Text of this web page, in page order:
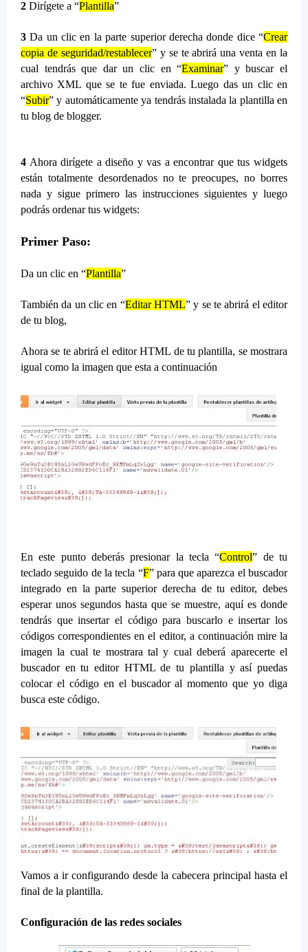
2 Dirígete a “Plantilla”
3 Da un clic en la parte superior derecha donde dice “Crear
copia de seguridad/restablecer” y se te abrirá una venta en la
cual tendrás que dar un clic en “Examinar” y buscar el
archivo XML que se te fue enviada. Luego das un clic en
“Subir” y automáticamente ya tendrás instalada la plantilla en
tu blog de blogger.
4 Ahora dirígete a diseño y vas a encontrar que tus widgets
están totalmente desordenados no te preocupes, no borres
nada y sigue primero las instrucciones siguientes y luego
podrás ordenar tus widgets:
Primer Paso:
Da un clic en “Plantilla”
También da un clic en “Editar HTML” y se te abrirá el editor
de tu blog,
Ahora se te abrirá el editor HTML de tu plantilla, se mostrara
igual como la imagen que esta a continuación
En este punto deberás presionar la tecla “Control” de tu
teclado seguido de la tecla “F” para que aparezca el buscador
integrado en la parte superior derecha de tu editor, debes
esperar unos segundos hasta que se muestre, aquí es donde
tendrás que insertar el código para buscarlo e insertar los
códigos correspondientes en el editor, a continuación mire la
imagen la cual te mostrara tal y cual deberá aparecerte el
buscador en tu editor HTML de tu plantilla y así puedas
colocar el código en el buscador al momento que yo diga
busca este código.
Vamos a ir configurando desde la cabecera principal hasta el
final de la plantilla.
Configuración de las redes sociales